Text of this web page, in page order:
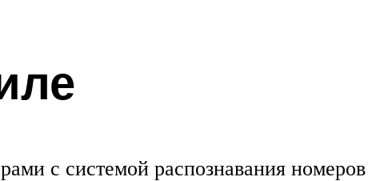
с системой распознавания номеров